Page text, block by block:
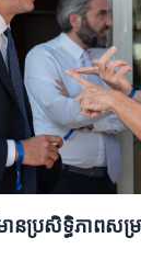
នប្រសិទ្ធិភាពសម្រ